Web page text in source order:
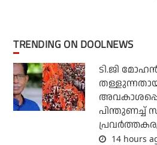
TRENDING ON DOOLNEWS
ടി.ജി
പിന്തുണച്ച്
14 hours